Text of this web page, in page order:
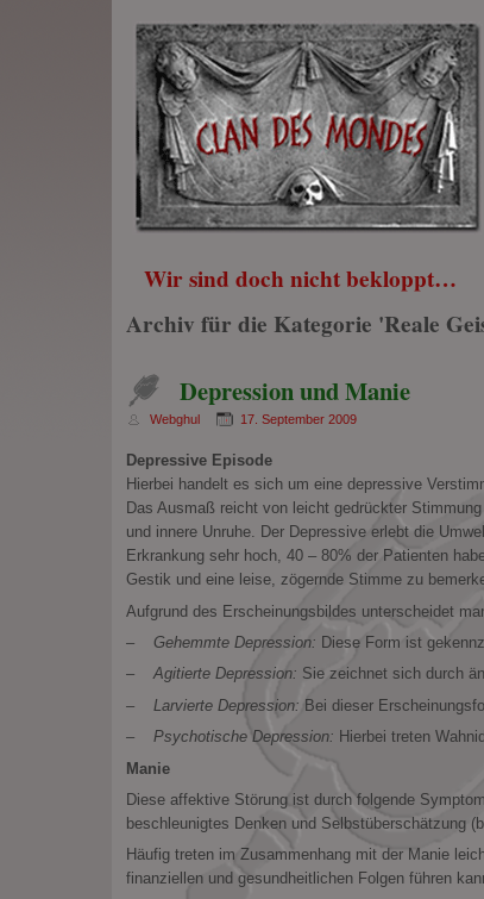
Wir sind doch nicht bekloppt…
Archiv für die Kategorie 'Reale
Depression und Manie
Webghul 17. September 2009
Depressive Episode
Hierbei handelt es sich um eine depressive
Das Ausmaß reicht von leicht gedrückter
und innere Unruhe. Der Depressive erlebt die
Erkrankung sehr hoch, 40 – 80% der Patienten
Gestik und eine leise, zögernde Stimme zu
Aufgrund des Erscheinungsbildes unterscheidet
– Gehemmte Depression: Diese Form ist
– Agitierte Depression: Sie zeichnet sich durch
– Larvierte Depression: Bei dieser
– Psychotische Depression: Hierbei treten
Manie
Diese affektive Störung ist durch folgende
beschleunigtes Denken und Selbstüberschätzung
Häufig treten im Zusammenhang mit der Manie
finanziellen und gesundheitlichen Folgen führen